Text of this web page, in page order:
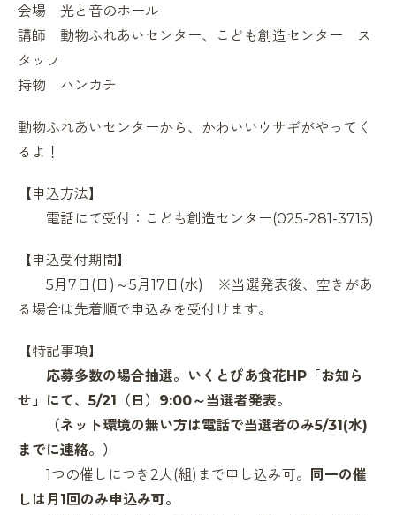
会場 光と音のホール
講師 動物ふれあいセンター、こども創造センター ス
タッフ
持物 ハンカチ
動物ふれあいセンターから、かわいいウサギがやってく
るよ！
【申込方法】
電話にて受付：こども創造センター(025-281-3715)
【申込受付期間】
5月7日(日)～5月17日(水) ※当選発表後、空きがあ
る場合は先着順で申込みを受付けます。
【特記事項】
応募多数の場合抽選。いくとぴあ食花HP「お知ら
せ」にて、5/21（日）9:00～当選者発表。
（ネット環境の無い方は電話で当選者のみ5/31(水)
までに連絡。）
1つの催しにつき2人(組)まで申し込み可。
同一の催
しは月1回のみ申込み可。